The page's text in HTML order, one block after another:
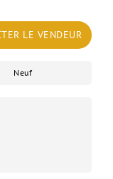
LE VENDEUR
Neuf